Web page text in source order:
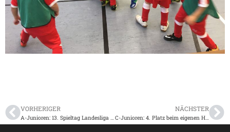
VORHERIGER NÄCHSTER
C-Junioren: 4. Platz beim eigenen Hallenturnier des TSV Langenbrücken am 16.12.2018